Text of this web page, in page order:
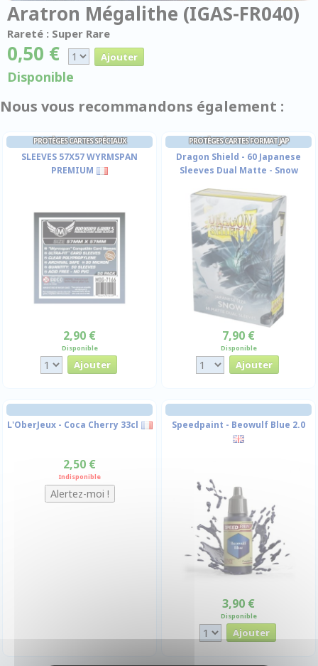
Aratron Mégalithe (IGAS-FR040)
Rareté : Super Rare
0,50 €
Disponible
Nous vous recommandons également :
PROTÈGES CARTES SPÉCIAUX
SLEEVES 57X57 WYRMSPAN
PREMIUM
2,90 €
Disponible
PROTÈGES CARTES FORMAT JAP
Dragon Shield - 60 Japanese
Sleeves Dual Matte - Snow
7,90 €
Disponible
L'OberJeux - Coca Cherry 33cl
2,50 €
Indisponible
Speedpaint - Beowulf Blue 2.0
3,90 €
Disponible